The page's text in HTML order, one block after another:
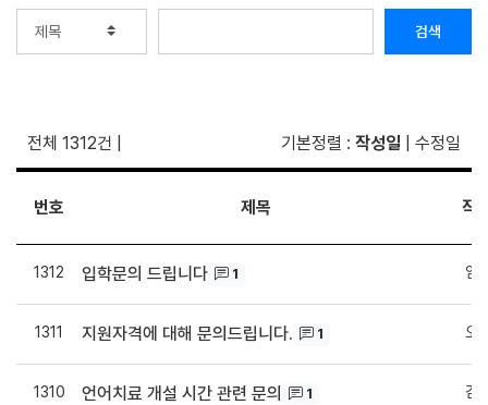
검색
전체 1312건 기본정렬 : 작성일 수정일
번호 제목 작
1312 입학문의 드립니다 1 임
1311 지원자격에 대해 문의드립니다. 1 오
1310 언어치료 개설 시간 관련 문의 1 김